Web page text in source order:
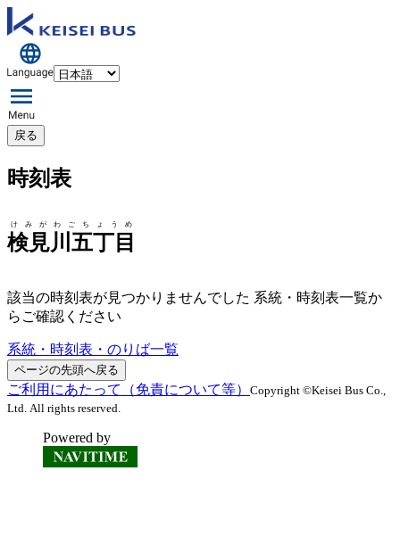
戻る
時刻表
検見川五丁目
けみがわごちょうめ
該当の時刻表が見つかりませんでした 系統・時刻表一覧か
らご確認ください
系統・時刻表・のりば一覧
ページの先頭へ戻る
ご利用にあたって（免責について等） Copyright ©Keisei Bus Co.,
Ltd. All rights reserved.
Powered by